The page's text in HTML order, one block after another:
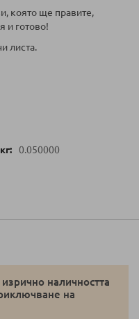
която ще правите,
и готово!
листа.
0.050000
изрично наличността
на